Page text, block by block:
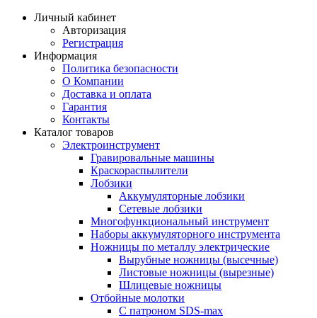
Личный кабинет
Авторизация
Регистрация
Информация
Политика безопасности
О Компании
Доставка и оплата
Гарантия
Контакты
Каталог товаров
Электроинструмент
Гравировальные машины
Краскораспылители
Лобзики
Аккумуляторные лобзики
Сетевые лобзики
Многофункциональный инструмент
Наборы аккумуляторного инструмента
Ножницы по металлу электрические
Вырубные ножницы (высечные)
Листовые ножницы (вырезные)
Шлицевые ножницы
Отбойные молотки
С патроном SDS-max